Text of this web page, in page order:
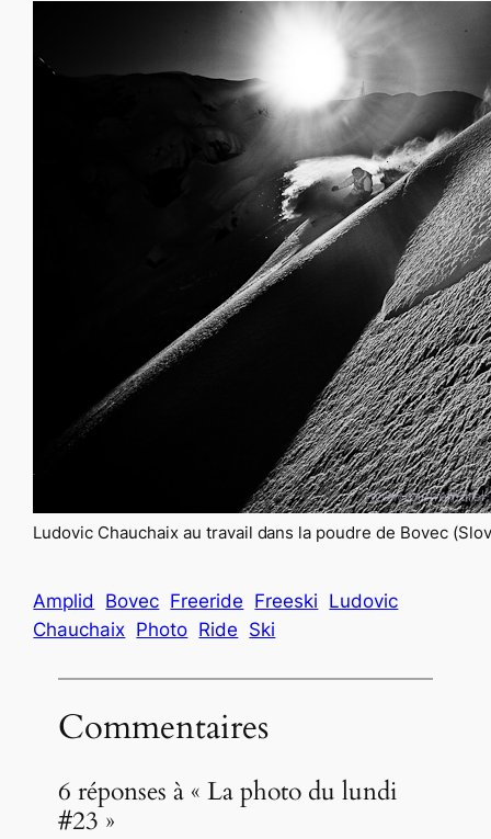
Ludovic Chauchaix au travail dans la poudre de Bovec
Amplid Bovec Freeride Freeski Ludovic
Chauchaix Photo Ride Ski
Commentaires
6 réponses à « La photo du lundi
#23 »